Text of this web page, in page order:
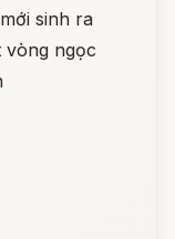
sinh ra
vòng ngọc